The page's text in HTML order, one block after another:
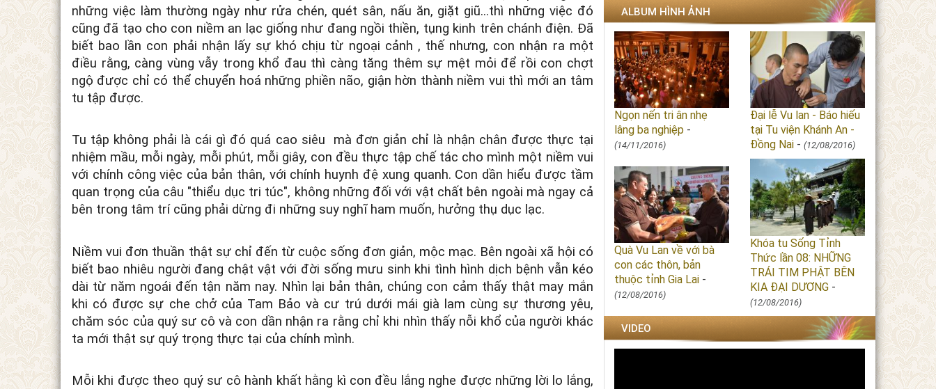
những việc làm thường ngày như rửa chén, quét sân, nấu ăn, giặt giũ...thì những việc đó
cũng đã tạo cho con niềm an lạc giống như đang ngồi thiền, tụng kinh trên chánh điện. Đã
biết bao lần con phải nhận lấy sự khó chịu từ ngoại cảnh , thế nhưng, con nhận ra một
điều rằng, càng vùng vẫy trong khổ đau thì càng tăng thêm sự mệt mỏi để rồi con chợt
ngộ được chỉ có thể chuyển hoá những phiền não, giận hờn thành niềm vui thì mới an tâm
tu tập được.
Tu tập không phải là cái gì đó quá cao siêu mà đơn giản chỉ là nhận chân được thực tại
nhiệm mầu, mỗi ngày, mỗi phút, mỗi giây, con đều thực tập chế tác cho mình một niềm vui
với chính công việc của bản thân, với chính huynh đệ xung quanh. Con dần hiểu được tầm
quan trọng của câu "thiểu dục tri túc", không những đối với vật chất bên ngoài mà ngay cả
bên trong tâm trí cũng phải dừng đi những suy nghĩ ham muốn, hưởng thụ dục lạc.
Niềm vui đơn thuần thật sự chỉ đến từ cuộc sống đơn giản, mộc mạc. Bên ngoài xã hội có
biết bao nhiêu người đang chật vật với đời sống mưu sinh khi tình hình dịch bệnh vẫn kéo
dài từ năm ngoái đến tận năm nay. Nhìn lại bản thân, chúng con cảm thấy thật may mắn
khi có được sự che chở của Tam Bảo và cư trú dưới mái già lam cùng sự thương yêu,
chăm sóc của quý sư cô và con dần nhận ra rằng chỉ khi nhìn thấy nỗi khổ của người khác
ta mới thật sự quý trọng thực tại của chính mình.
Mỗi khi được theo quý sư cô hành khất hằng kì con đều lắng nghe được những lời lo lắng,
ALBUM HÌNH ẢNH
Ngọn nến tri ân nhẹ
lâng ba nghiệp-
(14/11/2016)
Đại lễ Vu lan - Báo hiếu
tại Tu viện Khánh An -
Đồng Nai- (12/08/2016)
Quà Vu Lan về với bà
con các thôn, bản
thuộc tỉnh Gia Lai-
(12/08/2016)
Khóa tu Sống Tỉnh
Thức lần 08: NHỮNG
TRÁI TIM PHẬT BÊN
KIA ĐẠI DƯƠNG-
(12/08/2016)
VIDEO